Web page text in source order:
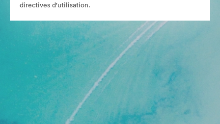
directives d'utilisation.